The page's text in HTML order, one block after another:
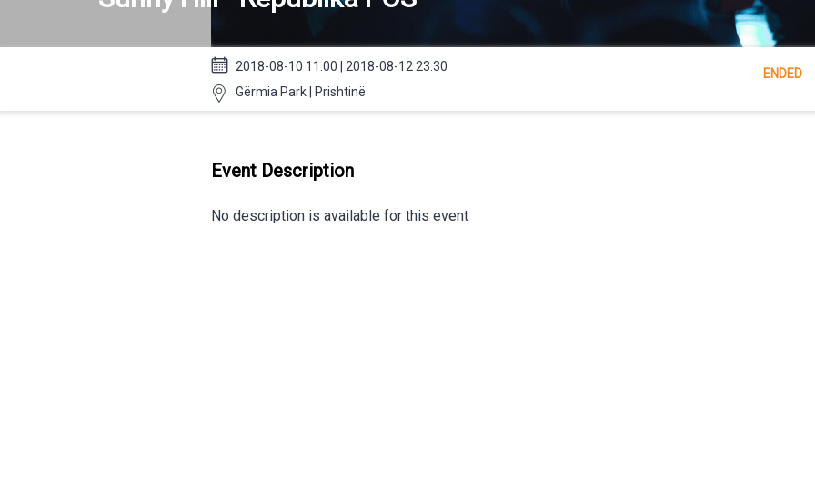
2018-08-10 11:00 | 2018-08-12 23:30
Gërmia Park | Prishtinë
ENDED
Event Description
No description is available for this event